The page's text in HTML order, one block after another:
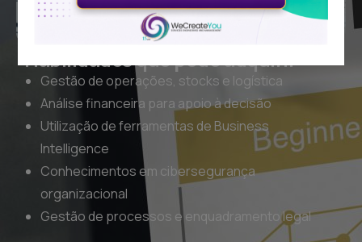
Habilidades que pode adquirir
Gestão de operações, stocks e logística
Análise financeira para apoio à decisão
Utilização de ferramentas de Business
Intelligence
Conhecimentos em cibersegurança
organizacional
Gestão de processos e enquadramento legal